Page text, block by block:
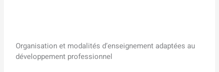
Organisation et modalités d’enseignement adaptées au
développement professionnel